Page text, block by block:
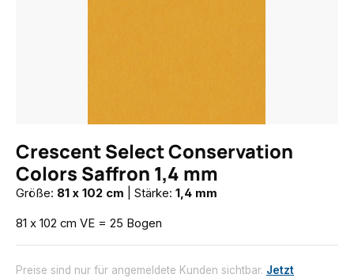
Crescent Select Conservation
Colors Saffron 1,4 mm
Größe: 81 x 102 cm Stärke: 1,4 mm
81 x 102 cm VE = 25 Bogen
Preise sind nur für angemeldete Kunden sichtbar. Jetzt